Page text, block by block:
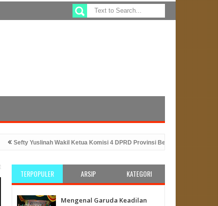
Yuslinah Wakil Ketua Komisi 4 DPRD Provinsi Bengkulu, Bagikan Alsintan
PKS Bengkulu
TERPOPULER ARSIP KATEGORI
Mengenal Garuda Keadilan